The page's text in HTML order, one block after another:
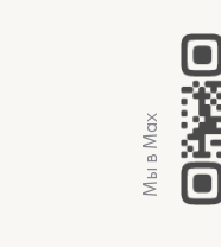
Мы в Max